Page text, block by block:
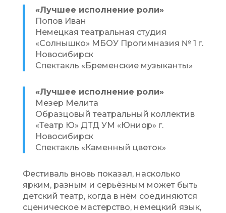
«Лучшее исполнение роли»
Попов Иван
Немецкая театральная студия
«Солнышко» МБОУ Прогимназия № 1 г.
Новосибирск
Спектакль «Бременские музыканты»
«Лучшее исполнение роли»
Мезер Мелита
Образцовый театральный коллектив
«Театр Ю» ДТД УМ «Юниор» г.
Новосибирск
Спектакль «Каменный цветок»
Фестиваль вновь показал, насколько
ярким, разным и серьёзным может быть
детский театр, когда в нём соединяются
сценическое мастерство, немецкий язык,